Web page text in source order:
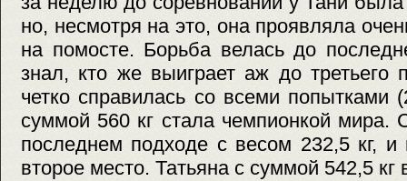
но, несмотря на это, она проявляла
на помосте. Борьба велась до
знал, кто же выиграет аж до третьего
четко справилась со всеми попытками
суммой 560 кг стала чемпионкой мира.
последнем подходе с весом 232,5 кг, и
второе место. Татьяна с суммой 542,5 кг